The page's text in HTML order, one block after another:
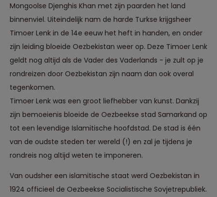
Mongoolse Djenghis Khan met zijn paarden het land
binnenviel. Uiteindelijk nam de harde Turkse krijgsheer
Timoer Lenk in de 14e eeuw het heft in handen, en onder
zijn leiding bloeide Oezbekistan weer op. Deze Timoer Lenk
geldt nog altijd als de Vader des Vaderlands - je zult op je
rondreizen door Oezbekistan zijn naam dan ook overal
tegenkomen.
Timoer Lenk was een groot liefhebber van kunst. Dankzij
zijn bemoeienis bloeide de Oezbeekse stad Samarkand op
tot een levendige Islamitische hoofdstad. De stad is één
van de oudste steden ter wereld (!) en zal je tijdens je
rondreis nog altijd weten te imponeren.
Van oudsher een islamitische staat werd Oezbekistan in
1924 officieel de Oezbeekse Socialistische Sovjetrepubliek.